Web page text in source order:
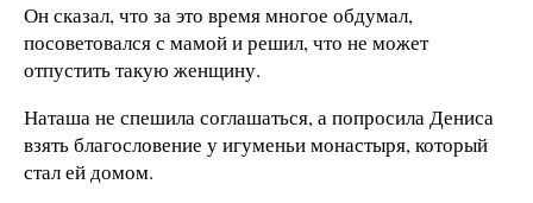
Он сказал, что за это время многое обдумал,
посоветовался с мамой и решил, что не может
отпустить такую женщину.
Наташа не спешила соглашаться, а попросила Дениса
взять благословение у игуменьи монастыря, который
стал ей домом.